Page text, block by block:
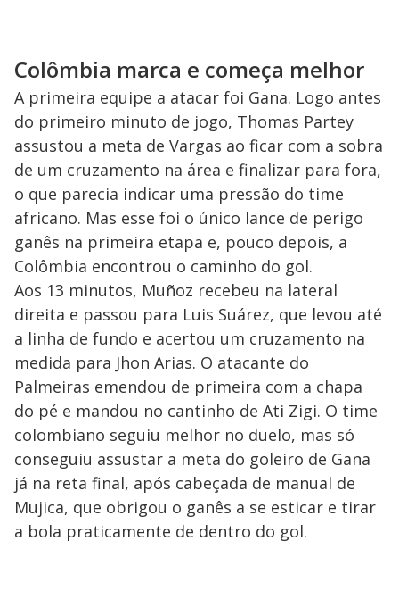
Colômbia marca e começa melhor
A primeira equipe a atacar foi Gana. Logo antes
do primeiro minuto de jogo, Thomas Partey
assustou a meta de Vargas ao ficar com a sobra
de um cruzamento na área e finalizar para fora,
o que parecia indicar uma pressão do time
africano. Mas esse foi o único lance de perigo
ganês na primeira etapa e, pouco depois, a
Colômbia encontrou o caminho do gol.
Aos 13 minutos, Muñoz recebeu na lateral
direita e passou para Luis Suárez, que levou até
a linha de fundo e acertou um cruzamento na
medida para Jhon Arias. O atacante do
Palmeiras emendou de primeira com a chapa
do pé e mandou no cantinho de Ati Zigi. O time
colombiano seguiu melhor no duelo, mas só
conseguiu assustar a meta do goleiro de Gana
já na reta final, após cabeçada de manual de
Mujica, que obrigou o ganês a se esticar e tirar
a bola praticamente de dentro do gol.